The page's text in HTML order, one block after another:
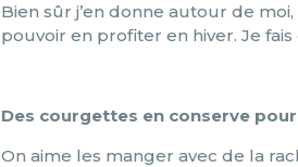
Bien sûr j’en donne autour de
pouvoir en profiter en hiver. Je fais
Des courgettes en conserve
On aime les manger avec de la